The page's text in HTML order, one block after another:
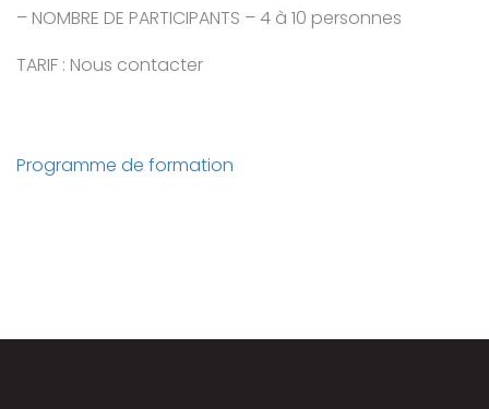
– NOMBRE DE PARTICIPANTS – 4 à 10 personnes
TARIF : Nous contacter
Programme de formation